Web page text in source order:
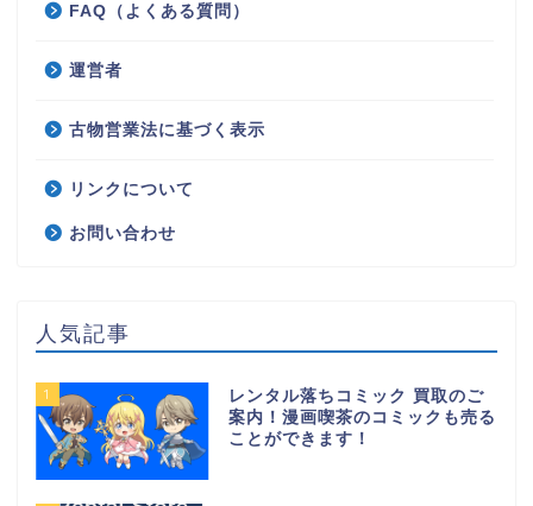
FAQ（よくある質問）
運営者
古物営業法に基づく表示
リンクについて
お問い合わせ
人気記事
1
レンタル落ちコミック 買取のご
案内！漫画喫茶のコミックも売る
ことができます！